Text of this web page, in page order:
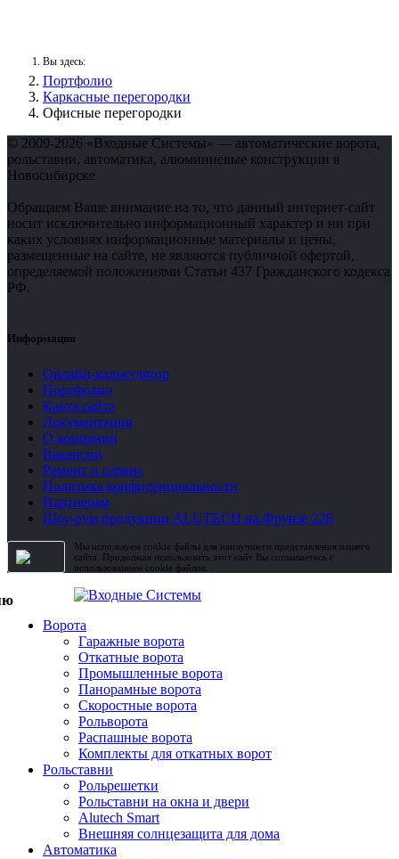
Вы здесь:
Портфолио
Каркасные перегородки
Офисные перегородки
© 2009-2026 «Входные Системы» — автоматические ворота,
рольставни, автоматика, алюминиевые конструкции в
Новосибирске
Обращаем Ваше внимание на то, что данный интернет-сайт
носит исключительно информационный характер и ни при
каких условиях информационные материалы и цены,
размещенные на сайте, не являются публичной офертой,
определяемой положениями Статьи 437 Гражданского кодекса
РФ.
Информация
Онлайн-калькулятор
Портфолио
Карта сайта
Документация
О компании
Вакансии
Ремонт и сервис
Политика конфиденциальности
Партнерам
Шоу-рум продукции ALUTECH на Фрунзе 228
Мы используем cookie файлы для наилучшего представления нашего
сайта. Продолжая использовать этот сайт Вы соглашаетесь с
использованием cookie файлов.
Ворота
Гаражные ворота
Откатные ворота
Промышленные ворота
Панорамные ворота
Скоростные ворота
Рольворота
Распашные ворота
Комплекты для откатных ворот
Рольставни
Рольрешетки
Рольставни на окна и двери
Alutech Smart
Внешняя солнцезащита для дома
Автоматика